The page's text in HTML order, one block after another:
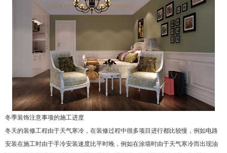
冬季装饰注意事项的施工进度
冬天的装修工程由于天气寒冷，在装修过程中很多项目进行都比较慢，例如电路
安装在施工时由于手冷安装速度比平时晚，例如在涂墙时由于天气寒冷而出现油